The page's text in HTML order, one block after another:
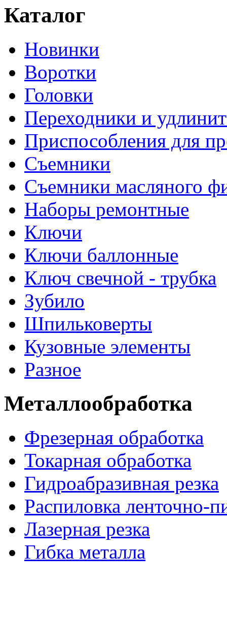
Каталог
Новинки
Воротки
Головки
Переходники и
Приспособления для
Съемники
Съемники масляного
Наборы ремонтные
Ключи
Ключи баллонные
Ключ свечной - трубка
Зубило
Шпильковерты
Кузовные элементы
Разное
Металлообработка
Фрезерная обработка
Токарная обработка
Гидроабразивная резка
Распиловка ленточно-
Лазерная резка
Гибка металла